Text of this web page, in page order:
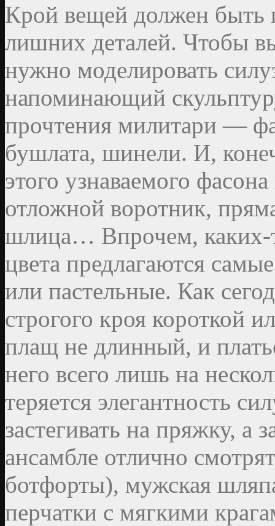
Крой вещей должен быть
лишних деталей. Чтобы
нужно моделировать
напоминающий
прочтения милитари —
бушлата, шинели. И,
этого узнаваемого
отложной воротник,
шлица… Впрочем, каких-
цвета предлагаются
или пастельные. Как
строгого кроя короткой
плащ не длинный, и
него всего лишь на
теряется элегантность
застегивать на пряжку, а
ансамбле отлично
ботфорты), мужская
перчатки с мягкими